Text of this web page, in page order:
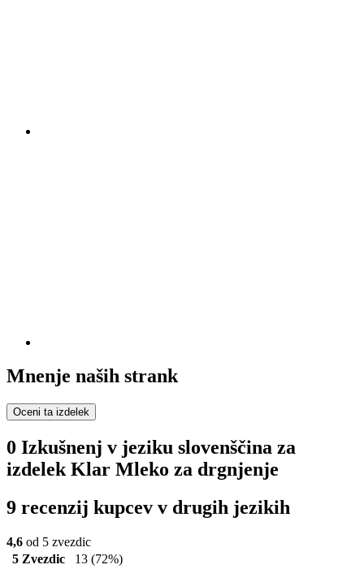
Mnenje naših strank
Oceni ta izdelek
0 Izkušnenj v jeziku slovenščina za
izdelek Klar Mleko za drgnjenje
9 recenzij kupcev v drugih jezikih
4,6 od 5 zvezdic
5 Zvezdic
13 (72%)